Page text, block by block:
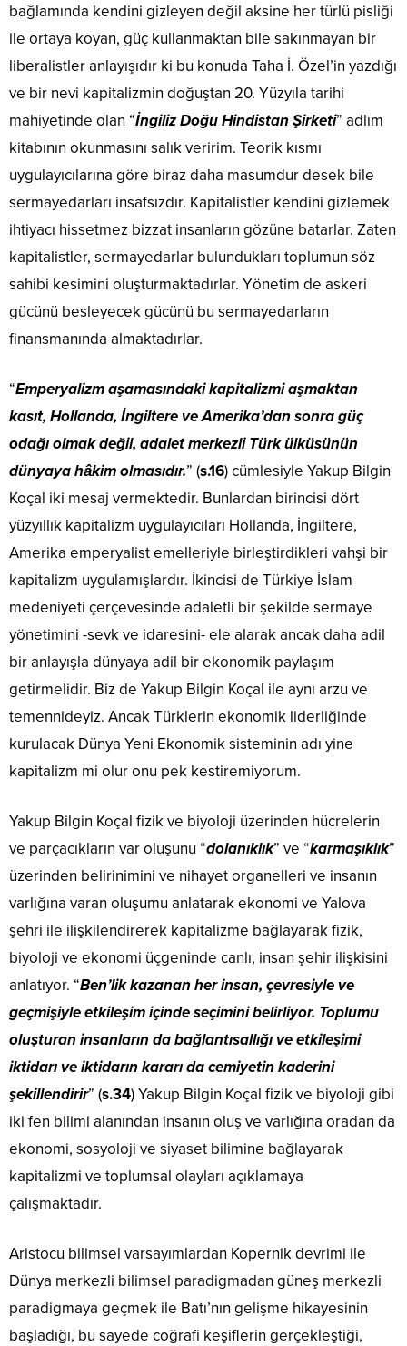
bağlamında kendini gizleyen değil aksine her türlü pisliği
ile ortaya koyan, güç kullanmaktan bile sakınmayan bir
liberalistler anlayışıdır ki bu konuda Taha İ. Özel’in yazdığı
ve bir nevi kapitalizmin doğuştan 20. Yüzyıla tarihi
mahiyetinde olan “İngiliz Doğu Hindistan Şirketi” adlım
kitabının okunmasını salık veririm. Teorik kısmı
uygulayıcılarına göre biraz daha masumdur desek bile
sermayedarları insafsızdır. Kapitalistler kendini gizlemek
ihtiyacı hissetmez bizzat insanların gözüne batarlar. Zaten
kapitalistler, sermayedarlar bulundukları toplumun söz
sahibi kesimini oluşturmaktadırlar. Yönetim de askeri
gücünü besleyecek gücünü bu sermayedarların
finansmanında almaktadırlar.
“Emperyalizm aşamasındaki kapitalizmi aşmaktan
kasıt, Hollanda, İngiltere ve Amerika’dan sonra güç
odağı olmak değil, adalet merkezli Türk ülküsünün
dünyaya hâkim olmasıdır.” (s.16) cümlesiyle Yakup Bilgin
Koçal iki mesaj vermektedir. Bunlardan birincisi dört
yüzyıllık kapitalizm uygulayıcıları Hollanda, İngiltere,
Amerika emperyalist emelleriyle birleştirdikleri vahşi bir
kapitalizm uygulamışlardır. İkincisi de Türkiye İslam
medeniyeti çerçevesinde adaletli bir şekilde sermaye
yönetimini -sevk ve idaresini- ele alarak ancak daha adil
bir anlayışla dünyaya adil bir ekonomik paylaşım
getirmelidir. Biz de Yakup Bilgin Koçal ile aynı arzu ve
temennideyiz. Ancak Türklerin ekonomik liderliğinde
kurulacak Dünya Yeni Ekonomik sisteminin adı yine
kapitalizm mi olur onu pek kestiremiyorum.
Yakup Bilgin Koçal fizik ve biyoloji üzerinden hücrelerin
ve parçacıkların var oluşunu “dolanıklık” ve “karmaşıklık”
üzerinden belirinimini ve nihayet organelleri ve insanın
varlığına varan oluşumu anlatarak ekonomi ve Yalova
şehri ile ilişkilendirerek kapitalizme bağlayarak fizik,
biyoloji ve ekonomi üçgeninde canlı, insan şehir ilişkisini
anlatıyor. “Ben’lik kazanan her insan, çevresiyle ve
geçmişiyle etkileşim içinde seçimini belirliyor. Toplumu
oluşturan insanların da bağlantısallığı ve etkileşimi
iktidarı ve iktidarın kararı da cemiyetin kaderini
şekillendirir” (s.34) Yakup Bilgin Koçal fizik ve biyoloji gibi
iki fen bilimi alanından insanın oluş ve varlığına oradan da
ekonomi, sosyoloji ve siyaset bilimine bağlayarak
kapitalizmi ve toplumsal olayları açıklamaya
çalışmaktadır.
Aristocu bilimsel varsayımlardan Kopernik devrimi ile
Dünya merkezli bilimsel paradigmadan güneş merkezli
paradigmaya geçmek ile Batı’nın gelişme hikayesinin
başladığı, bu sayede coğrafi keşiflerin gerçekleştiği,